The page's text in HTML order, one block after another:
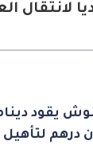
لانتقال
يقود
مليون درهم